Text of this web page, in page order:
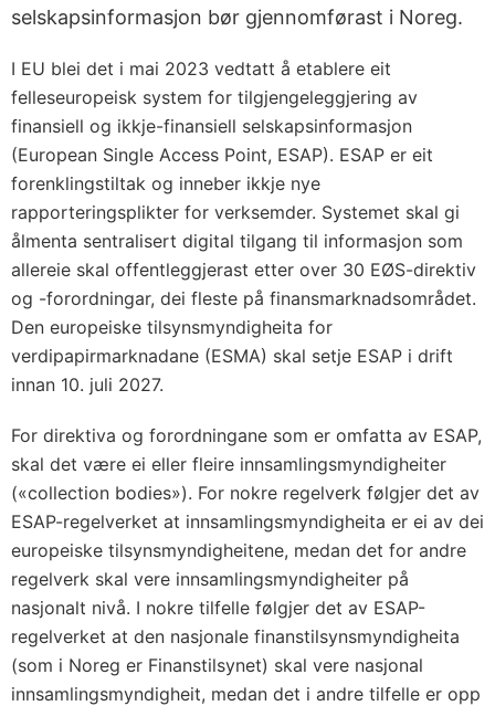
selskapsinformasjon bør gjennomførast i Noreg.
I EU blei det i mai 2023 vedtatt å etablere eit
felleseuropeisk system for tilgjengeleggjering av
finansiell og ikkje-finansiell selskapsinformasjon
(European Single Access Point, ESAP). ESAP er eit
forenklingstiltak og inneber ikkje nye
rapporteringsplikter for verksemder. Systemet skal gi
ålmenta sentralisert digital tilgang til informasjon som
allereie skal offentleggjerast etter over 30 EØS-direktiv
og -forordningar, dei fleste på finansmarknadsområdet.
Den europeiske tilsynsmyndigheita for
verdipapirmarknadane (ESMA) skal setje ESAP i drift
innan 10. juli 2027.
For direktiva og forordningane som er omfatta av ESAP,
skal det være ei eller fleire innsamlingsmyndigheiter
(«collection bodies»). For nokre regelverk følgjer det av
ESAP-regelverket at innsamlings­myndigheita er ei av dei
europeiske tilsynsmyndigheitene, medan det for andre
regelverk skal vere innsamlingsmyndigheiter på
nasjonalt nivå. I nokre tilfelle følgjer det av ESAP-
regelverket at den nasjonale finanstilsynsmyndigheita
(som i Noreg er Finanstilsynet) skal vere nasjonal
innsamlingsmyndigheit, medan det i andre tilfelle er opp